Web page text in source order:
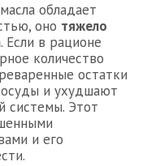
обладает
оно тяжело
. Если в рационе
количество
остатки
и ухудшают
системы. Этот
и его